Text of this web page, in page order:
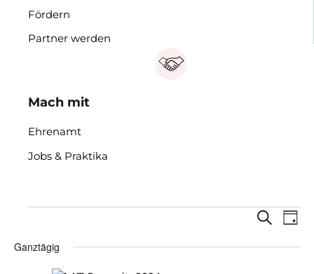
Fördern
Partner werden
Mach mit
Ehrenamt
Jobs & Praktika
FÜR
Suche
Tag
Ganztägig